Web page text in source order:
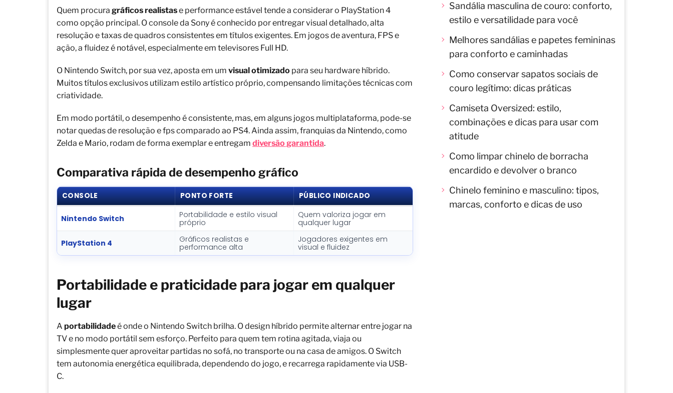
Quem procura gráficos realistase performance estável tende a considerar o PlayStation 4
como opção principal. O console da Sony é conhecido por entregar visual detalhado, alta
resolução e taxas de quadros consistentes em títulos exigentes. Em jogos de aventura, FPS e
ação, a fluidez é notável, especialmente em televisores Full HD.
O Nintendo Switch, por sua vez, aposta em um visual otimizado para seu hardware híbrido.
Muitos títulos exclusivos utilizam estilo artístico próprio, compensando limitações técnicas com
criatividade.
Em modo portátil, o desempenho é consistente, mas, em alguns jogos multiplataforma, pode-se
notar quedas de resolução e fps comparado ao PS4. Ainda assim, franquias da Nintendo, como
Zelda e Mario, rodam de forma exemplar e entregam diversão garantida.
Comparativa rápida de desempenho gráfico
CONSOLE PONTO FORTE PÚBLICO INDICADO
Nintendo Switch
Portabilidade e estilo visual
próprio
Quem valoriza jogar em
qualquer lugar
PlayStation 4
Gráficos realistas e
performance alta
Jogadores exigentes em
visual e fluidez
Portabilidade e praticidade para jogar em qualquer
lugar
A portabilidadeé onde o Nintendo Switch brilha. O design híbrido permite alternar entre jogar na
TV e no modo portátil sem esforço. Perfeito para quem tem rotina agitada, viaja ou
simplesmente quer aproveitar partidas no sofá, no transporte ou na casa de amigos. O Switch
tem autonomia energética equilibrada, dependendo do jogo, e recarrega rapidamente via USB-
C.
Sandália masculina de couro: conforto,
estilo e versatilidade para você
Melhores sandálias e papetes femininas
para conforto e caminhadas
Como conservar sapatos sociais de
couro legítimo: dicas práticas
Camiseta Oversized: estilo,
combinações e dicas para usar com
atitude
Como limpar chinelo de borracha
encardido e devolver o branco
Chinelo feminino e masculino: tipos,
marcas, conforto e dicas de uso